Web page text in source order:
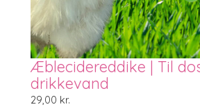
Æblecidereddike | Til
drikkevand
29,00 kr.